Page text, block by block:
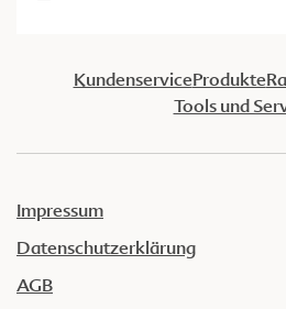
KundenserviceProdukte
Tools und
Impressum
Datenschutzerklärung
AGB